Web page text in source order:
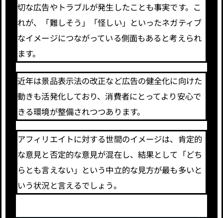
切な広告やトラブルが発生したことも事実です。こ
れが、「難しそう」「怪しい」といったネガティブ
なイメージにつながっている側面もあると考えられ
ます。
近年は景品表示法の改正など広告の健全化に向けた
動きも活発化しており、消費者にとってより安心で
きる環境が整備されつつあります。
アフィリエイトに対する世間のイメージは、肯定的
な意見と否定的な意見が混在し、結果として「どち
らとも言えない」という中立的な見方が最も多いと
いう状況と言えるでしょう。